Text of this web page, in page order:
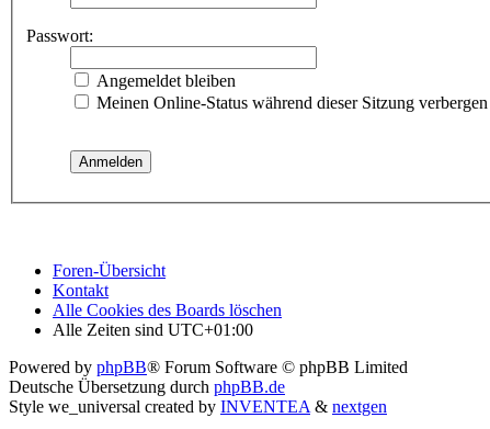
Passwort:
Angemeldet bleiben
Meinen Online-Status während dieser Sitzung verbergen
Foren-Übersicht
Kontakt
Alle Cookies des Boards löschen
Alle Zeiten sind UTC+01:00
Powered by phpBB® Forum Software © phpBB Limited
Deutsche Übersetzung durch phpBB.de
Style we_universal created by INVENTEA & nextgen